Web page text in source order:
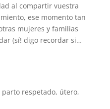
al compartir vuestra
ese momento tan
mujeres y familias
(sí! digo recordar si…
parto respetado, útero,